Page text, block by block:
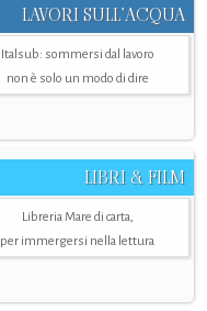
LAVORI SULL’ACQUA
Italsub: sommersi dal lavoro
non è solo un modo di dire
LIBRI & FILM
Libreria Mare di carta,
per immergersi nella lettura